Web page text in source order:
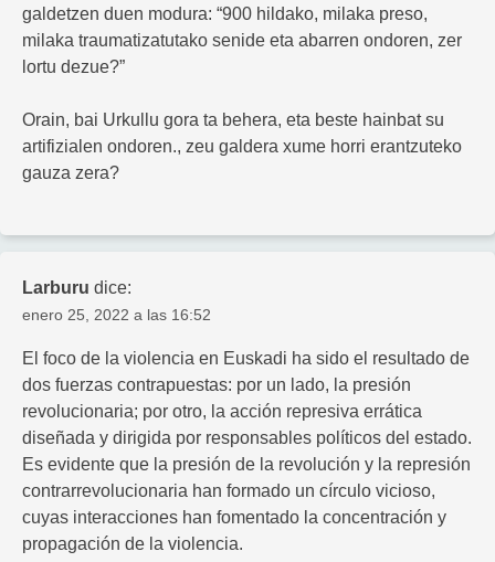
galdetzen duen modura: “900 hildako, milaka preso,
milaka traumatizatutako senide eta abarren ondoren, zer
lortu dezue?”
Orain, bai Urkullu gora ta behera, eta beste hainbat su
artifizialen ondoren., zeu galdera xume horri erantzuteko
gauza zera?
Larburu dice:
enero 25, 2022 a las 16:52
El foco de la violencia en Euskadi ha sido el resultado de
dos fuerzas contrapuestas: por un lado, la presión
revolucionaria; por otro, la acción represiva errática
diseñada y dirigida por responsables políticos del estado.
Es evidente que la presión de la revolución y la represión
contrarrevolucionaria han formado un círculo vicioso,
cuyas interacciones han fomentado la concentración y
propagación de la violencia.